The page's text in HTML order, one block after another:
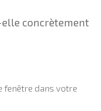
concrètement
fenêtre dans votre